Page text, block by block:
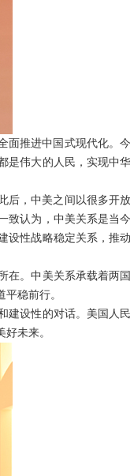
面推进中国式现代化。今
是伟大的人民，实现中华
后，中美之间以很多开放
致认为，中美关系是当今
设性战略稳定关系，推动
在。中美关系承载着两国
稳前行。
建设性的对话。美国人民
未来。